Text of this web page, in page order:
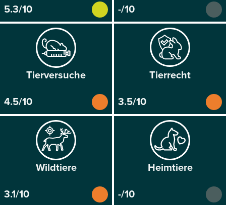
5.3/10
-/10
Tier­versuche
4.5/10
Tier­recht
3.5/10
Wild­tiere
3.1/10
Heim­tiere
-/10